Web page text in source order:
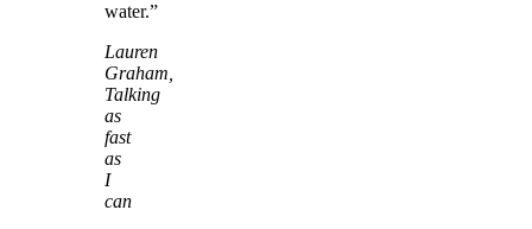
water.”
Lauren
Graham,
Talking
as
fast
as
I
can